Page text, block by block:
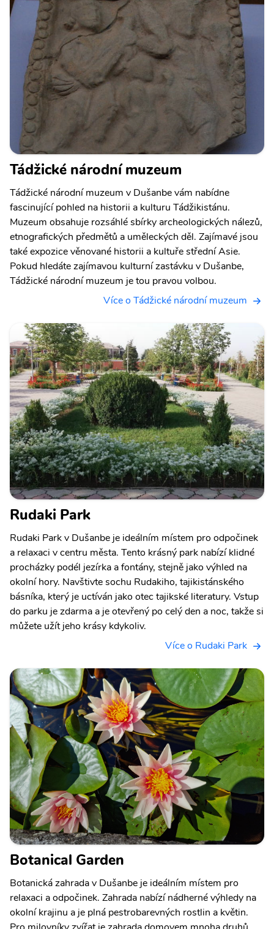
Tádžické národní muzeum
Tádžické národní muzeum v Dušanbe vám nabídne
fascinující pohled na historii a kulturu Tádžikistánu.
Muzeum obsahuje rozsáhlé sbírky archeologických nálezů,
etnografických předmětů a uměleckých děl. Zajímavé jsou
také expozice věnované historii a kultuře střední Asie.
Pokud hledáte zajímavou kulturní zastávku v Dušanbe,
Tádžické národní muzeum je tou pravou volbou.
Více o Tádžické národní muzeum
Rudaki Park
Rudaki Park v Dušanbe je ideálním místem pro odpočinek
a relaxaci v centru města. Tento krásný park nabízí klidné
procházky podél jezírka a fontány, stejně jako výhled na
okolní hory. Navštivte sochu Rudakiho, tajikistánského
básníka, který je uctíván jako otec tajikské literatury. Vstup
do parku je zdarma a je otevřený po celý den a noc, takže si
můžete užít jeho krásy kdykoliv.
Více o Rudaki Park
Botanical Garden
Botanická zahrada v Dušanbe je ideálním místem pro
relaxaci a odpočinek. Zahrada nabízí nádherné výhledy na
okolní krajinu a je plná pestrobarevných rostlin a květin.